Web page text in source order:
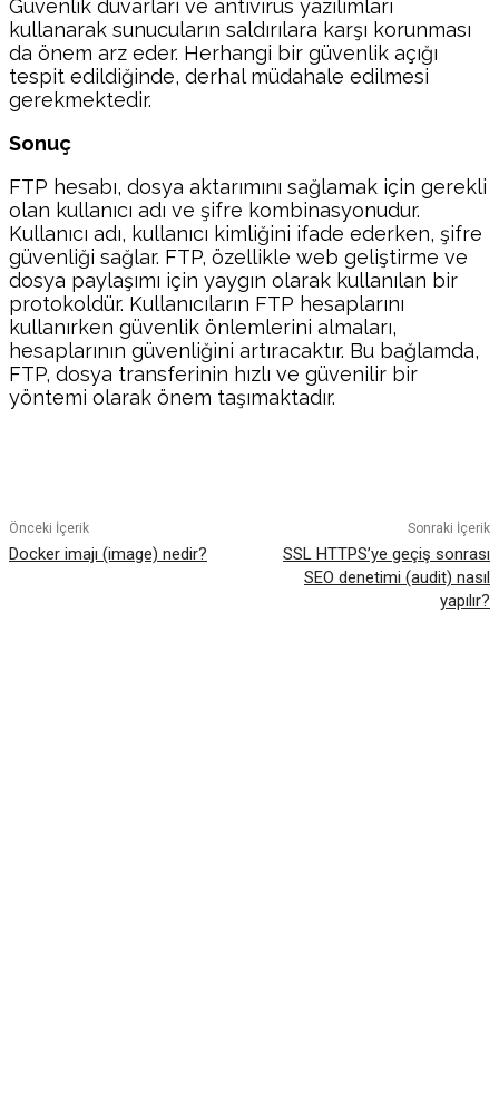
Güvenlik duvarları ve antivirus yazılımları
kullanarak sunucuların saldırılara karşı korunması
da önem arz eder. Herhangi bir güvenlik açığı
tespit edildiğinde, derhal müdahale edilmesi
gerekmektedir.
Sonuç
FTP hesabı, dosya aktarımını sağlamak için gerekli
olan kullanıcı adı ve şifre kombinasyonudur.
Kullanıcı adı, kullanıcı kimliğini ifade ederken, şifre
güvenliği sağlar. FTP, özellikle web geliştirme ve
dosya paylaşımı için yaygın olarak kullanılan bir
protokoldür. Kullanıcıların FTP hesaplarını
kullanırken güvenlik önlemlerini almaları,
hesaplarının güvenliğini artıracaktır. Bu bağlamda,
FTP, dosya transferinin hızlı ve güvenilir bir
yöntemi olarak önem taşımaktadır.
Önceki İçerik
Docker imajı (image) nedir?
Sonraki İçerik
SSL HTTPS’ye geçiş sonrası
SEO denetimi (audit) nasıl
yapılır?